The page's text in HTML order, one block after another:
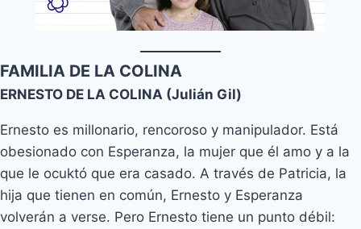
FAMILIA DE LA COLINA
ERNESTO DE LA COLINA (Julián Gil)
Ernesto es millonario, rencoroso y manipulador. Está
obesionado con Esperanza, la mujer que él amo y a la
que le ocuktó que era casado. A través de Patricia, la
hija que tienen en común, Ernesto y Esperanza
volverán a verse. Pero Ernesto tiene un punto débil: